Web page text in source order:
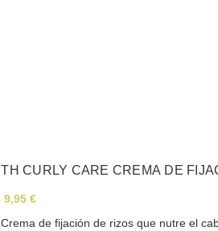
TH CURLY CARE CREMA DE
9,95 €
Crema de fijación de rizos que nutre el